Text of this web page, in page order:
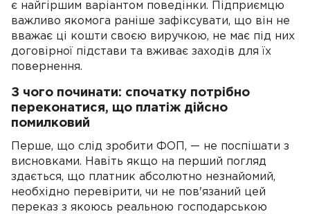
є найгіршим варіантом поведінки. Підприємцю
важливо якомога раніше зафіксувати, що він не
вважає ці кошти своєю виручкою, не має під них
договірної підстави та вживає заходів для їх
повернення.
З чого починати: спочатку потрібно
переконатися, що платіж дійсно
помилковий
Перше, що слід зробити ФОП, — не поспішати з
висновками. Навіть якщо на перший погляд
здається, що платник абсолютно незнайомий,
необхідно перевірити, чи не пов'язаний цей
переказ з якоюсь реальною господарською